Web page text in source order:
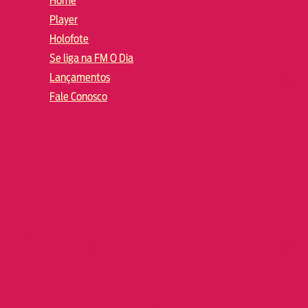
Player
Holofote
Se liga na FM O Dia
Lançamentos
Fale Conosco